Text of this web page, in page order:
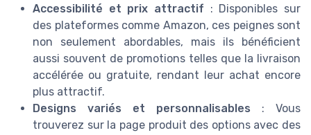
Accessibilité et prix attractif : Disponibles sur
des plateformes comme Amazon, ces peignes sont
non seulement abordables, mais ils bénéficient
aussi souvent de promotions telles que la livraison
accélérée ou gratuite, rendant leur achat encore
plus attractif.
Designs variés et personnalisables : Vous
trouverez sur la page produit des options avec des